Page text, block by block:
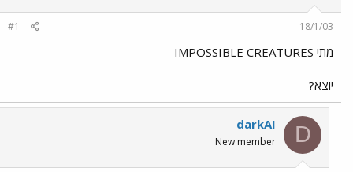
ש
א
ר
18/1/03
#1
מתי IMPOSSIBLE CREATURES
יוצא?
D
darkAI
New member